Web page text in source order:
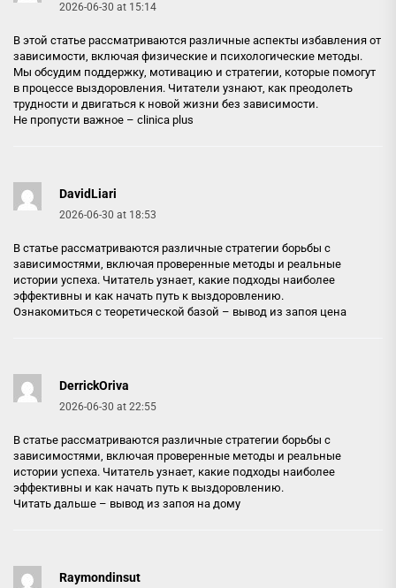
2026-06-30 at 15:14
В этой статье рассматриваются различные аспекты избавления от
зависимости, включая физические и психологические методы.
Мы обсудим поддержку, мотивацию и стратегии, которые помогут
в процессе выздоровления. Читатели узнают, как преодолеть
трудности и двигаться к новой жизни без зависимости.
Не пропусти важное – clinica plus
DavidLiari
2026-06-30 at 18:53
В статье рассматриваются различные стратегии борьбы с
зависимостями, включая проверенные методы и реальные
истории успеха. Читатель узнает, какие подходы наиболее
эффективны и как начать путь к выздоровлению.
Ознакомиться с теоретической базой – вывод из запоя цена
DerrickOriva
2026-06-30 at 22:55
В статье рассматриваются различные стратегии борьбы с
зависимостями, включая проверенные методы и реальные
истории успеха. Читатель узнает, какие подходы наиболее
эффективны и как начать путь к выздоровлению.
Читать дальше – вывод из запоя на дому
Raymondinsut